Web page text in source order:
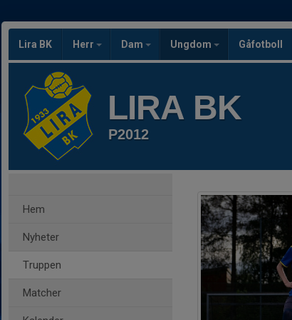
Lira BK Herr Dam Ungdom Gåfotboll
LIRA BK
P2012
Hem
Nyheter
Truppen
Matcher